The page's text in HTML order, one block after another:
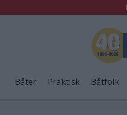
Båter Praktisk Båtfolk